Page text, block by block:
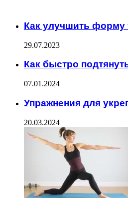
Как улучшить форму
29.07.2023
Как быстро
07.01.2024
Упражнения для
20.03.2024